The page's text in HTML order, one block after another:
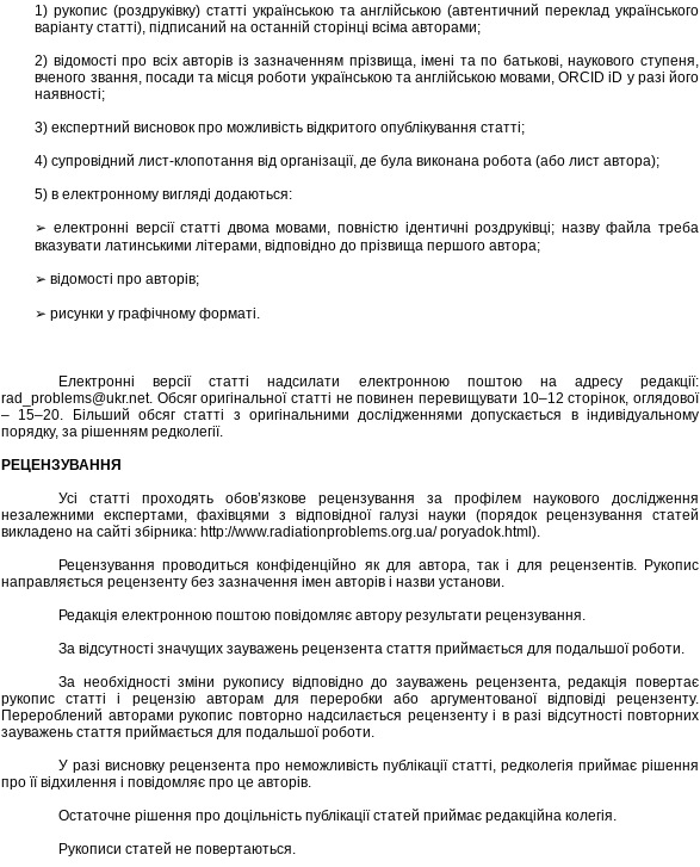
1) рукопис (роздруківку) статті українською та англійською (автентичний переклад українського
варіанту статті), підписаний на останній сторінці всіма авторами;
2) відомості про всіх авторів із зазначенням прізвища, імені та по батькові, наукового ступеня,
вченого звання, посади та місця роботи українською та англійською мовами, ORCID iD у разі його
наявності;
3) експертний висновок про можливість відкритого опублікування статті;
4) супровідний лист-клопотання від організації, де була виконана робота (або лист автора);
5) в електронному вигляді додаються:
➢ електронні версії статті двома мовами, повністю ідентичні роздруківці; назву файла треба
вказувати латинськими літерами, відповідно до прізвища першого автора;
➢ відомості про авторів;
➢ рисунки у графічному форматі.
Електронні версії статті надсилати електронною поштою на адресу редакції:
rad_problems@ukr.net. Обсяг оригінальної статті не повинен перевищувати 10–12 сторінок, оглядової
– 15–20. Більший обсяг статті з оригінальними дослідженнями допускається в індивідуальному
порядку, за рішенням редколегії.
РЕЦЕНЗУВАННЯ
Усі статті проходять обов’язкове рецензування за профілем наукового дослідження
незалежними експертами, фахівцями з відповідної галузі науки (порядок рецензування статей
викладено на сайті збірника: http://www.radiationproblems.org.ua/ poryadok.html).
Рецензування проводиться конфіденційно як для автора, так і для рецензентів. Рукопис
направляється рецензенту без зазначення імен авторів і назви установи.
Редакція електронною поштою повідомляє автору результати рецензування.
За відсутності значущих зауважень рецензента стаття приймається для подальшої роботи.
За необхідності зміни рукопису відповідно до зауважень рецензента, редакція повертає
рукопис статті і рецензію авторам для переробки або аргументованої відповіді рецензенту.
Перероблений авторами рукопис повторно надсилається рецензенту і в разі відсутності повторних
зауважень стаття приймається для подальшої роботи.
У разі висновку рецензента про неможливість публікації статті, редколегія приймає рішення
про її відхилення і повідомляє про це авторів.
Остаточне рішення про доцільність публікації статей приймає редакційна колегія.
Рукописи статей не повертаються.